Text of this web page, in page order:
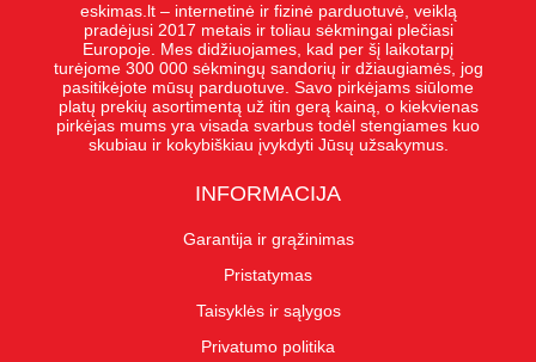
eskimas.lt – internetinė ir fizinė parduotuvė, veiklą
pradėjusi 2017 metais ir toliau sėkmingai plečiasi
Europoje. Mes didžiuojames, kad per šį laikotarpį
turėjome 300 000 sėkmingų sandorių ir džiaugiamės, jog
pasitikėjote mūsų parduotuve. Savo pirkėjams siūlome
platų prekių asortimentą už itin gerą kainą, o kiekvienas
pirkėjas mums yra visada svarbus todėl stengiames kuo
skubiau ir kokybiškiau įvykdyti Jūsų užsakymus.
INFORMACIJA
Garantija ir grąžinimas
Pristatymas
Taisyklės ir sąlygos
Privatumo politika